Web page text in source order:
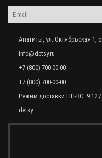
Апатиты, ул. Октябрьская 1,
info@detsy.ru
+7 (800) 700-00-00
+7 (800) 700-00-00
Режим доставки ПН-ВС: 9:12 /
detsy